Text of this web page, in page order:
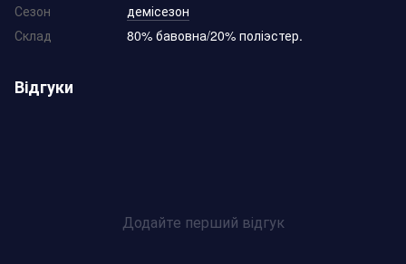
Сезон
демісезон
Склад
80% бавовна/20% поліэстер.
Відгуки
Додайте перший відгук